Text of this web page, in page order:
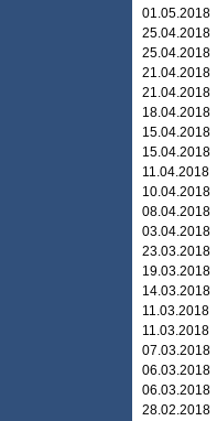
01.05.2018
25.04.2018
25.04.2018
21.04.2018
21.04.2018
18.04.2018
15.04.2018
15.04.2018
11.04.2018
10.04.2018
08.04.2018
03.04.2018
23.03.2018
19.03.2018
14.03.2018
11.03.2018
11.03.2018
07.03.2018
06.03.2018
06.03.2018
28.02.2018